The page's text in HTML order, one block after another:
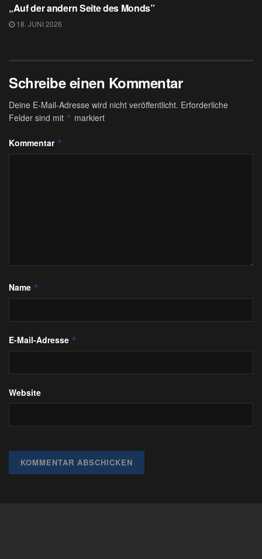
„Auf der andern Seite des Monds”
18. JUNI 2026
Schreibe einen Kommentar
Deine E-Mail-Adresse wird nicht veröffentlicht. Erforderliche
Felder sind mit * markiert
Kommentar *
Name *
E-Mail-Adresse *
Website